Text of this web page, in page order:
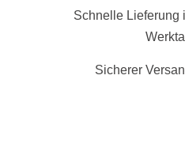
Schnelle Lieferung
Sicherer